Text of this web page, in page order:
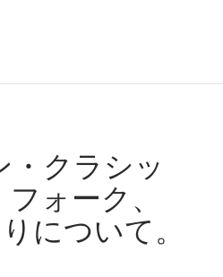
・クラシッ
ォーク、
について。